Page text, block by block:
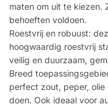
maten om uit te kiezen.
behoeften voldoen.
Roestvrij en robuust:
hoogwaardig roestvrij
veilig en duurzaam,
Breed
perfect zout, peper, olie
doen. Ook ideaal voor